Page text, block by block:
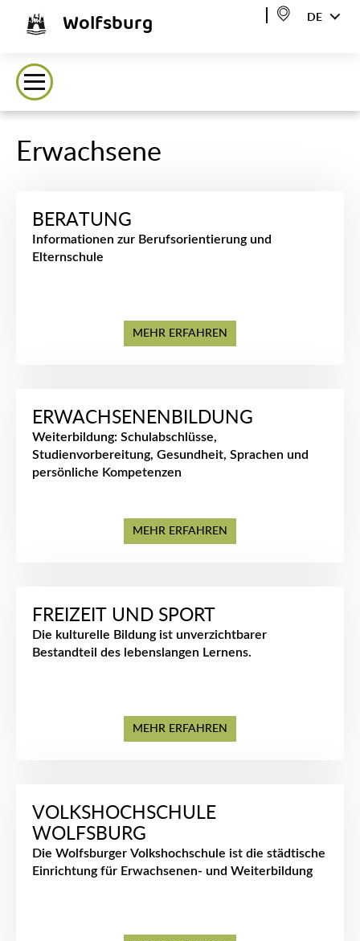
Wolfsburg DE
Erwachsene
BERATUNG
Informationen zur Berufsorientierung und
Elternschule
MEHR ERFAHREN
ERWACHSENENBILDUNG
Weiterbildung: Schulabschlüsse,
Studienvorbereitung, Gesundheit, Sprachen und
persönliche Kompetenzen
MEHR ERFAHREN
FREIZEIT UND SPORT
Die kulturelle Bildung ist unverzichtbarer
Bestandteil des lebenslangen Lernens.
MEHR ERFAHREN
VOLKSHOCHSCHULE
WOLFSBURG
Die Wolfsburger Volkshochschule ist die städtische
Einrichtung für Erwachsenen- und Weiterbildung